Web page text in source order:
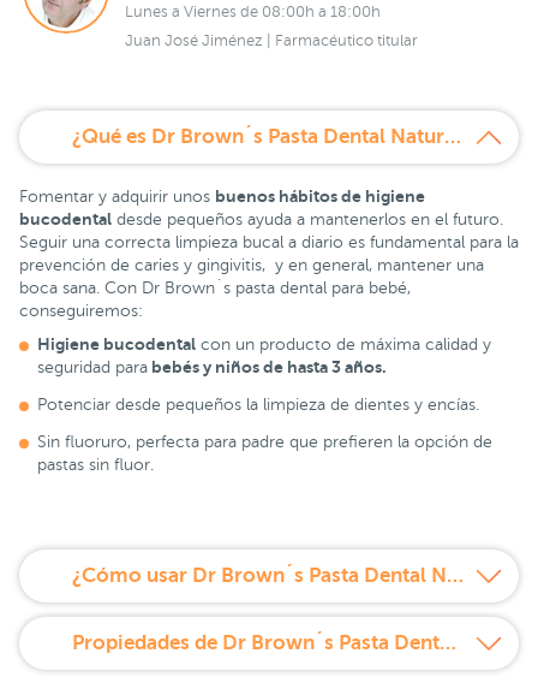
Lunes a Viernes de 08:00h a 18:00h
Juan José Jiménez | Farmacéutico titular
¿Qué es Dr Brown´s Pasta Dental Natural para Bebé 40 g?
Fomentar y adquirir unos buenos hábitos de higiene
bucodental desde pequeños ayuda a mantenerlos en el futuro.
Seguir una correcta limpieza bucal a diario es fundamental para la
prevención de caries y gingivitis, y en general, mantener una
boca sana. Con Dr Brown´s pasta dental para bebé,
conseguiremos:
Higiene bucodental con un producto de máxima calidad y
seguridad para bebés y niños de hasta 3 años.
Potenciar desde pequeños la limpieza de dientes y encías.
Sin fluoruro, perfecta para padre que prefieren la opción de
pastas sin fluor.
¿Cómo usar Dr Brown´s Pasta Dental Natural para Bebé 40 g?
Propiedades de Dr Brown´s Pasta Dental Natural para Bebé 40 g